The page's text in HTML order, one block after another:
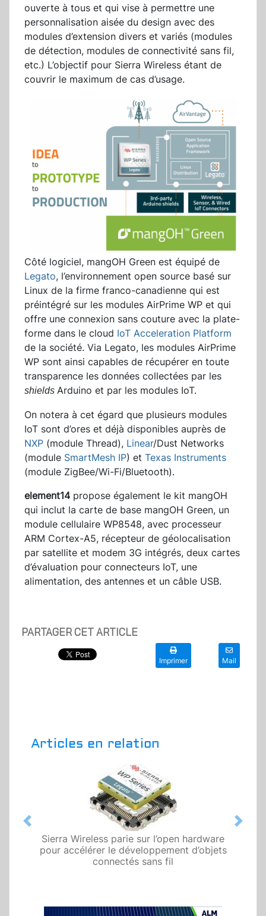
ouverte à tous et qui vise à permettre une
personnalisation aisée du design avec des
modules d’extension divers et variés (modules
de détection, modules de connectivité sans fil,
etc.) L’objectif pour Sierra Wireless étant de
couvrir le maximum de cas d’usage.
Côté logiciel, mangOH Green est équipé de
Legato, l’environnement open source basé sur
Linux de la firme franco-canadienne qui est
préintégré sur les modules AirPrime WP et qui
offre une connexion sans couture avec la plate-
forme dans le cloud IoT Acceleration Platform
de la société. Via Legato, les modules AirPrime
WP sont ainsi capables de récupérer en toute
transparence les données collectées par les
shields Arduino et par les modules IoT.
On notera à cet égard que plusieurs modules
IoT sont d’ores et déjà disponibles auprès de
NXP (module Thread), Linear/Dust Networks
(module SmartMesh IP) et Texas Instruments
(module ZigBee/Wi-Fi/Bluetooth).
element14 propose également le kit mangOH
qui inclut la carte de base mangOH Green, un
module cellulaire WP8548, avec processeur
ARM Cortex-A5, récepteur de géolocalisation
par satellite et modem 3G intégrés, deux cartes
d’évaluation pour connecteurs IoT, une
alimentation, des antennes et un câble USB.
PARTAGER CET ARTICLE
Imprimer Mail
Articles en relation
Sierra Wireless parie sur l’open hardware
pour accélérer le développement d’objets
connectés sans fil
Previous Next